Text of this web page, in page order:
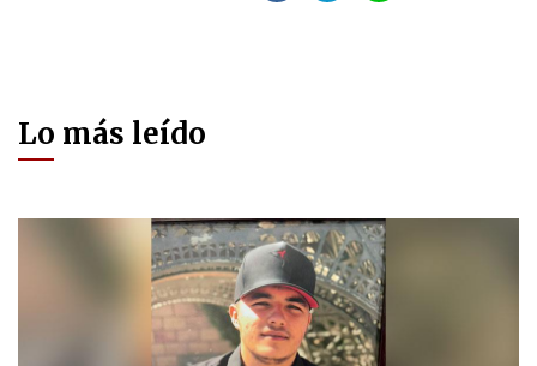
Lo más leído